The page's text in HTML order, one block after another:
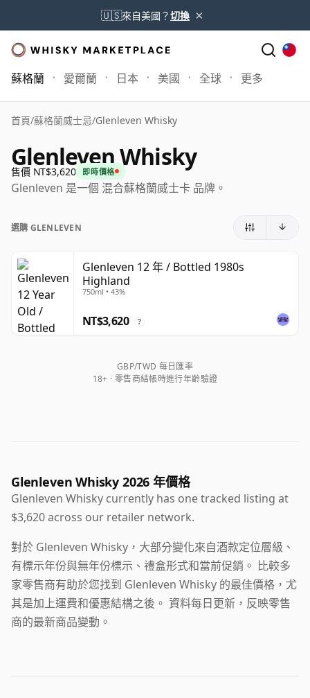
🇺🇸來自美國？切換 ×
蘇格蘭 愛爾蘭 日本 美國 全球 更多
首頁/蘇格蘭威士忌/Glenleven Whisky
Glenleven Whisky
售價 NT$3,620 即時價格
Glenleven 是一個 混合蘇格蘭威士卡 品牌。
選購 GLENLEVEN
Glenleven 12 年 / Bottled 1980s
Highland
750ml • 43%
NT$3,620 ?
GBP/TWD 每日匯率
18+ · 零售商結帳時進行年齡驗證
Glenleven Whisky 2026 年價格
Glenleven Whisky currently has one tracked listing at
$3,620 across our retailer network.
對於 Glenleven Whisky，大部分變化來自酒款定位層級、
有標示年份與無年份標示、禮盒形式和當前促銷。 比較多
家零售商有助於您找到 Glenleven Whisky 的最佳價格，尤
其是加上運費和優惠結構之後。 資料每日更新，反映零售
商的最新商品變動。